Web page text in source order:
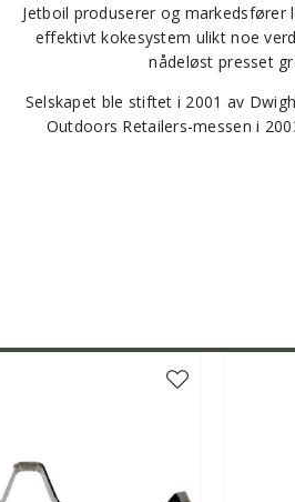
Jetboil produserer og
effektivt kokesystem ulikt noe
nådeløst presset
Selskapet ble stiftet i 2001 av
Outdoors Retailers-messen i